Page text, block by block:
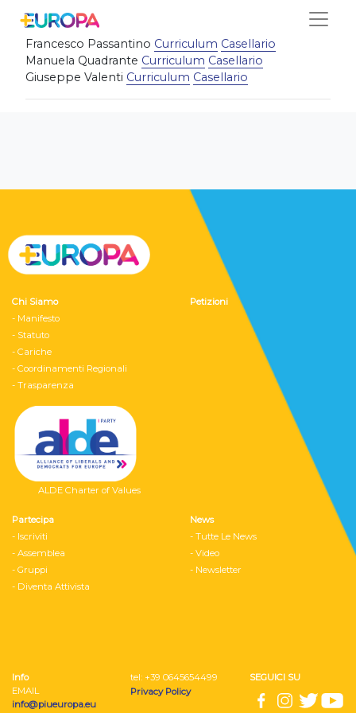
Simona Viola
Francesco Passantino Curriculum Casellario
Manuela Quadrante Curriculum Casellario
Giuseppe Valenti Curriculum Casellario
Chi Siamo
- Manifesto
- Statuto
- Cariche
- Coordinamenti Regionali
- Trasparenza
ALDE Charter of Values
Petizioni
Partecipa
- Iscriviti
- Assemblea
- Gruppi
- Diventa Attivista
News
- Tutte Le News
- Video
- Newsletter
Info
EMAIL
info@piueuropa.eu
tel: ‭+39 0645654499
Privacy Policy
SEGUICI SU